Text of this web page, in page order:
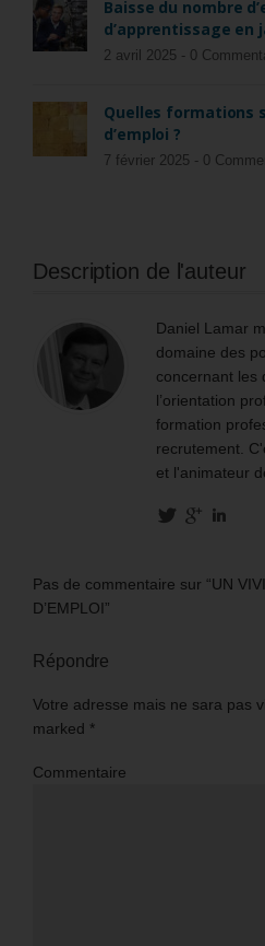
Baisse du nombre
d’apprentissage en
2 avril 2025 - 0
Quelles formations
d’emploi ?
7 février 2025 - 0
Description de l'auteur
Daniel Lamar
domaine des
concernant les
l’orientation
formation
recrutement.
et l'animateur
Pas de commentaire sur “UN
D’EMPLOI”
Répondre
Votre adresse mais ne sara pas
marked *
Commentaire